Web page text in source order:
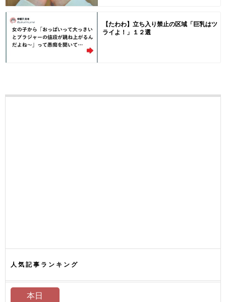
【たわわ】立ち入り禁止の区域「巨乳はツ
ライよ！」１２選
人気記事ランキング
本日